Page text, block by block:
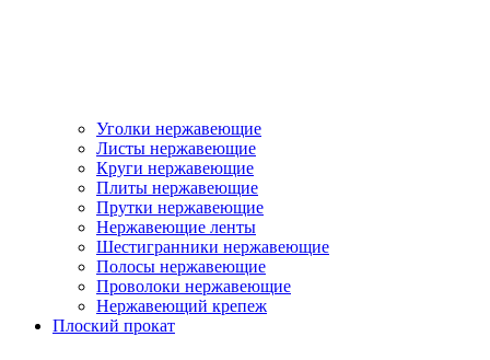
Уголки нержавеющие
Листы нержавеющие
Круги нержавеющие
Плиты нержавеющие
Прутки нержавеющие
Нержавеющие ленты
Шестигранники нержавеющие
Полосы нержавеющие
Проволоки нержавеющие
Нержавеющий крепеж
Плоский прокат